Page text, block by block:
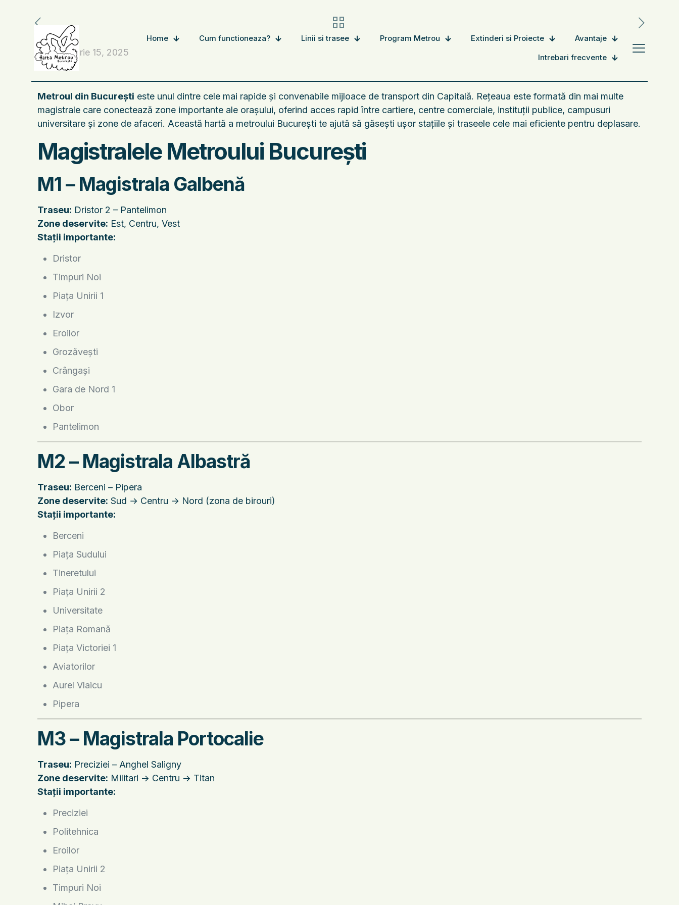
Home Cum functioneaza? Linii si trasee Program Metrou Extinderi si Proiecte
Avantaje
Intrebari frecvente
noiembrie 15, 2025
Metroul din București este unul dintre cele mai rapide și convenabile mijloace de transport din Capitală. Rețeaua este formată din mai multe
magistrale care conectează zone importante ale orașului, oferind acces rapid între cartiere, centre comerciale, instituții publice, campusuri
universitare și zone de afaceri. Această hartă a metroului București te ajută să găsești ușor stațiile și traseele cele mai eficiente pentru deplasare.
Magistralele Metroului București
M1 – Magistrala Galbenă
Traseu: Dristor 2 – Pantelimon
Zone deservite: Est, Centru, Vest
Stații importante:
Dristor
Timpuri Noi
Piața Unirii 1
Izvor
Eroilor
Grozăvești
Crângași
Gara de Nord 1
Obor
Pantelimon
M2 – Magistrala Albastră
Traseu: Berceni – Pipera
Zone deservite: Sud → Centru → Nord (zona de birouri)
Stații importante:
Berceni
Piața Sudului
Tineretului
Piața Unirii 2
Universitate
Piața Romană
Piața Victoriei 1
Aviatorilor
Aurel Vlaicu
Pipera
M3 – Magistrala Portocalie
Traseu: Preciziei – Anghel Saligny
Zone deservite: Militari -> Centru -> Titan
Stații importante:
Preciziei
Politehnica
Eroilor
Piața Unirii 2
Timpuri Noi